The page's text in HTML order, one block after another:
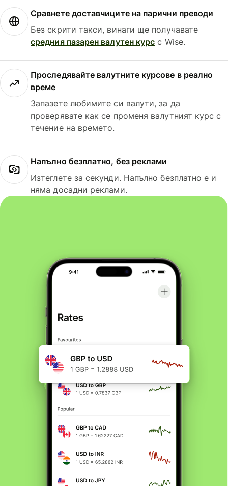
Сравнете доставчиците на парични преводи
Без скрити такси, винаги ще получавате
средния пазарен валутен курс с Wise.
Проследявайте валутните курсове в реално
време
Запазете любимите си валути, за да
проверявате как се променя валутният курс с
течение на времето.
Напълно безплатно, без реклами
Изтеглете за секунди. Напълно безплатно е и
няма досадни реклами.